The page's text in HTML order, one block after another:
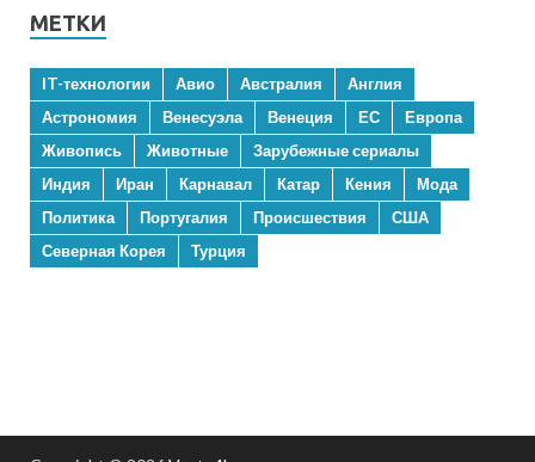
МЕТКИ
IT-технологии Авио Австралия
Англия
Астрономия
Венесуэла Венеция ЕС
Европа
Живопись
Животные
Зарубежные сериалы
Индия
Иран Карнавал Катар Кения
Мода
Политика
Португалия Происшествия
США
Северная Корея
Турция